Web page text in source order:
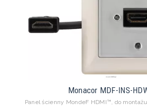
Monacor MDF-INS-
Panel ścienny MondeF HDMI™, do